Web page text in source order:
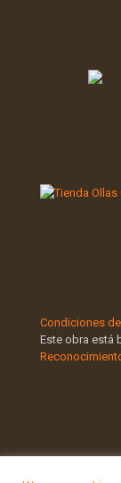
Condiciones
Este obra está